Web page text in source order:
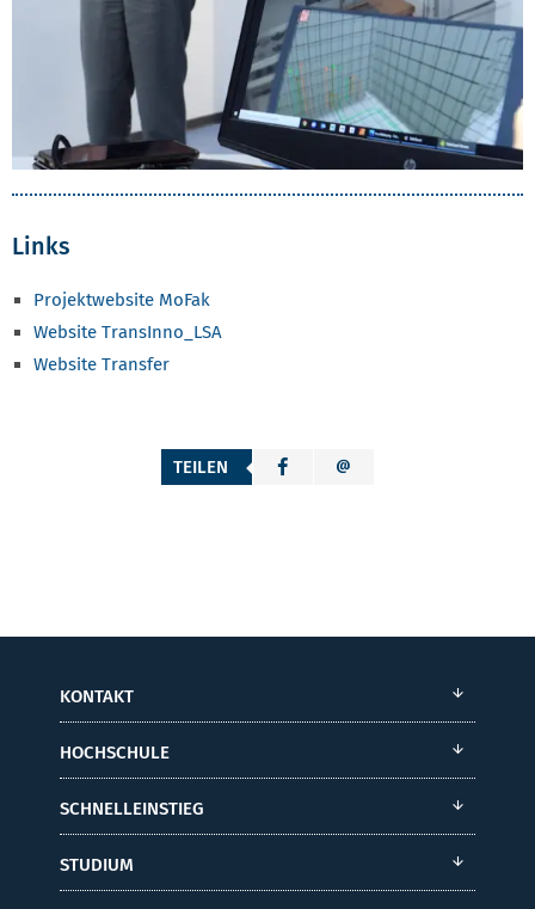
Links
Projektwebsite MoFak
Website TransInno_LSA
Website Transfer
TEILEN
KONTAKT
HOCHSCHULE
SCHNELLEINSTIEG
STUDIUM